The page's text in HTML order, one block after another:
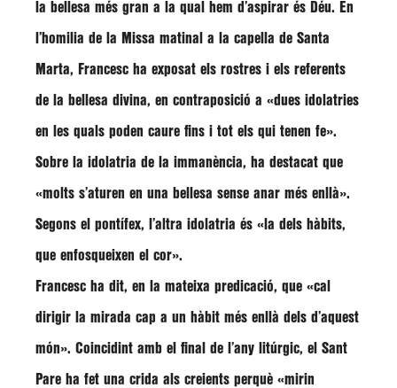
la bellesa més gran a la qual hem d’aspirar és Déu. En
l’homilia de la Missa matinal a la capella de Santa
Marta, Francesc ha exposat els rostres i els referents
de la bellesa divina, en contraposició a «dues idolatries
en les quals poden caure fins i tot els qui tenen fe».
Sobre la idolatria de la immanència, ha destacat que
«molts s’aturen en una bellesa sense anar més enllà».
Segons el pontífex, l’altra idolatria és «la dels hàbits,
que enfosqueixen el cor».
Francesc ha dit, en la mateixa predicació, que «cal
dirigir la mirada cap a un hàbit més enllà dels d’aquest
món». Coincidint amb el final de l’any litúrgic, el Sant
Pare ha fet una crida als creients perquè «mirin